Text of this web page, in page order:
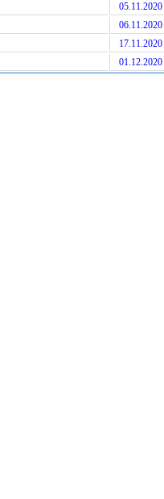
05.11.2020
06.11.2020
17.11.2020
01.12.2020